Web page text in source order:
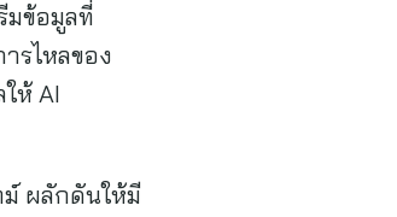
มข้อมูลที่
รไหลของ
ห้ AI
ม์ ผลักดันให้มี